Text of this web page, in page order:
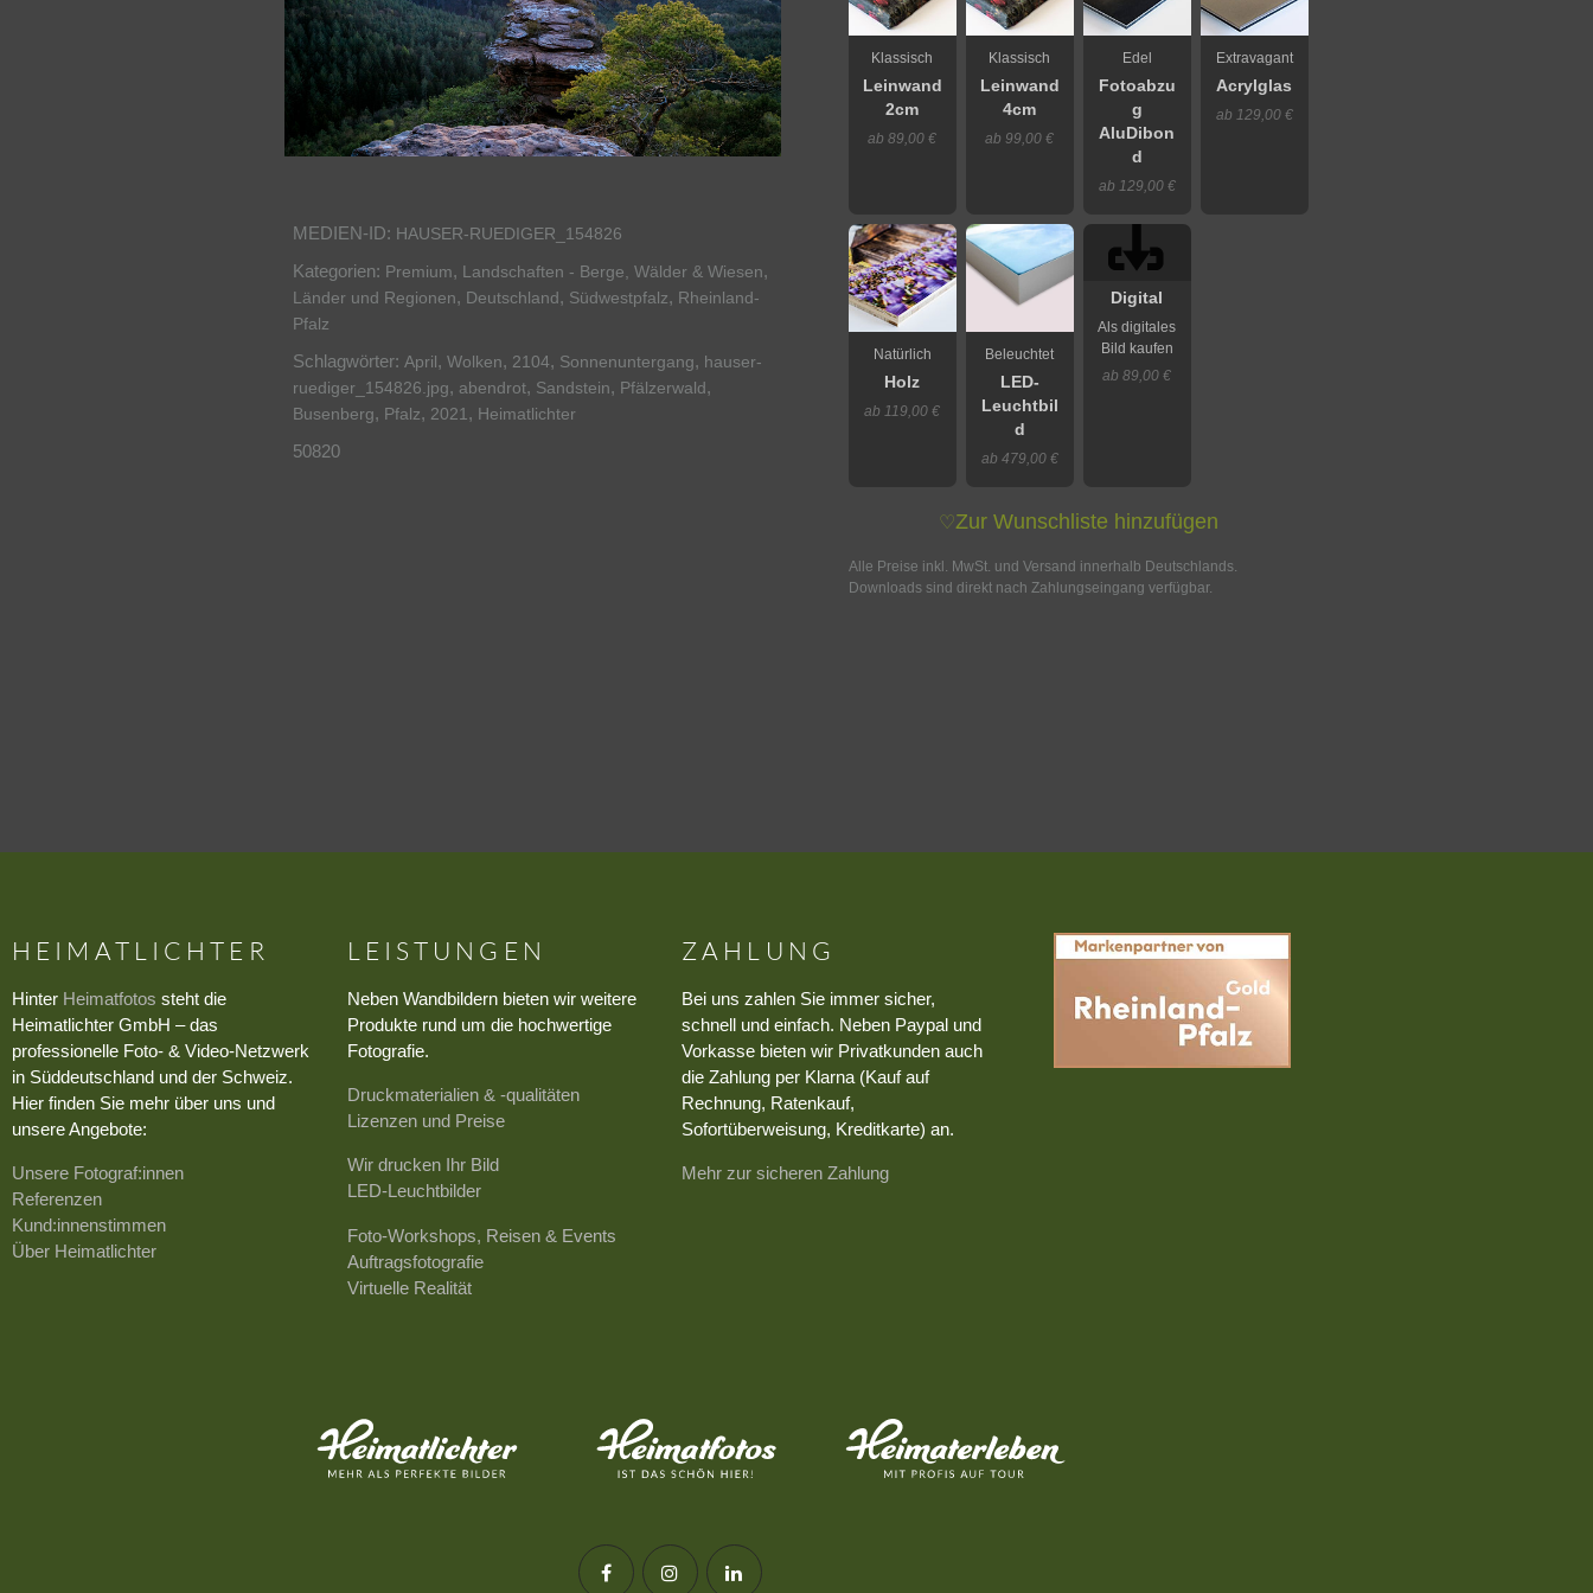
MEDIEN-ID: HAUSER-RUEDIGER_154826
Kategorien: Premium, Landschaften - Berge, Wälder & Wiesen,
Länder und Regionen, Deutschland, Südwestpfalz, Rheinland-
Pfalz
Schlagwörter: April, Wolken, 2104, Sonnenuntergang, hauser-
ruediger_154826.jpg, abendrot, Sandstein, Pfälzerwald,
Busenberg, Pfalz, 2021, Heimatlichter
50820
Klassisch
Leinwand
2cm
ab 89,00 €
Klassisch
Leinwand
4cm
ab 99,00 €
Edel
Fotoabzu
g
AluDibon
d
ab 129,00 €
Extravagant
Acrylglas
ab 129,00 €
Natürlich
Holz
ab 119,00 €
Beleuchtet
LED-
Leuchtbil
d
ab 479,00 €
Digital
Als digitales
Bild kaufen
ab 89,00 €
♡Zur Wunschliste hinzufügen
Alle Preise inkl. MwSt. und Versand innerhalb Deutschlands.
Downloads sind direkt nach Zahlungseingang verfügbar.
HEIMATLICHTER
Hinter Heimatfotos steht die
Heimatlichter GmbH – das
professionelle Foto- & Video-Netzwerk
in Süddeutschland und der Schweiz.
Hier finden Sie mehr über uns und
unsere Angebote:
Unsere Fotograf:innen
Referenzen
Kund:innenstimmen
Über Heimatlichter
LEISTUNGEN
Neben Wandbildern bieten wir weitere
Produkte rund um die hochwertige
Fotografie.
Druckmaterialien & -qualitäten
Lizenzen und Preise
Wir drucken Ihr Bild
LED-Leuchtbilder
Foto-Workshops, Reisen & Events
Auftragsfotografie
Virtuelle Realität
ZAHLUNG
Bei uns zahlen Sie immer sicher,
schnell und einfach. Neben Paypal und
Vorkasse bieten wir Privatkunden auch
die Zahlung per Klarna (Kauf auf
Rechnung, Ratenkauf,
Sofortüberweisung, Kreditkarte) an.
Mehr zur sicheren Zahlung